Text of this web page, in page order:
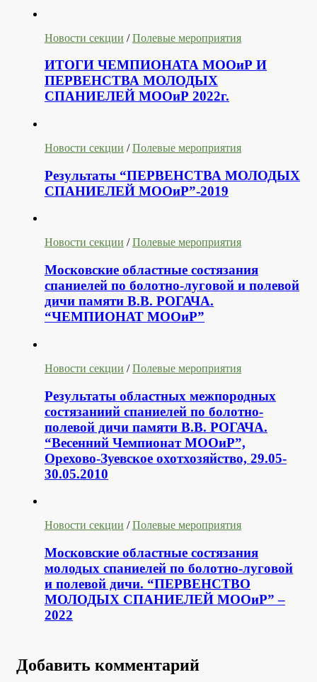
Новости секции /Полевые мероприятия
ИТОГИ ЧЕМПИОНАТА МООиР И
ПЕРВЕНСТВА МОЛОДЫХ
СПАНИЕЛЕЙ МООиР 2022г.
Новости секции /Полевые мероприятия
Результаты “ПЕРВЕНСТВА МОЛОДЫХ
СПАНИЕЛЕЙ МООиР”-2019
Новости секции /Полевые мероприятия
Московские областные состязания
спаниелей по болотно-луговой и полевой
дичи памяти В.В. РОГАЧА.
“ЧЕМПИОНАТ МООиР”
Новости секции /Полевые мероприятия
Результаты областных межпородных
состязаниий спаниелей по болотно-
полевой дичи памяти В.В. РОГАЧА.
“Весенний Чемпионат МООиР”,
Орехово-Зуевское охотхозяйство, 29.05-
30.05.2010
Новости секции /Полевые мероприятия
Московские областные состязания
молодых спаниелей по болотно-луговой
и полевой дичи. “ПЕРВЕНСТВО
МОЛОДЫХ СПАНИЕЛЕЙ МООиР” –
2022
Добавить комментарий